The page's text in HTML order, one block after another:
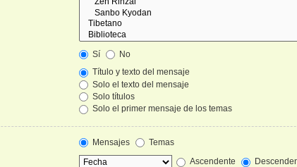
Sí
No
Título y texto del mensaje
Solo el texto del mensaje
Solo títulos
Solo el primer mensaje de los temas
Mensajes
Temas
Ascendente